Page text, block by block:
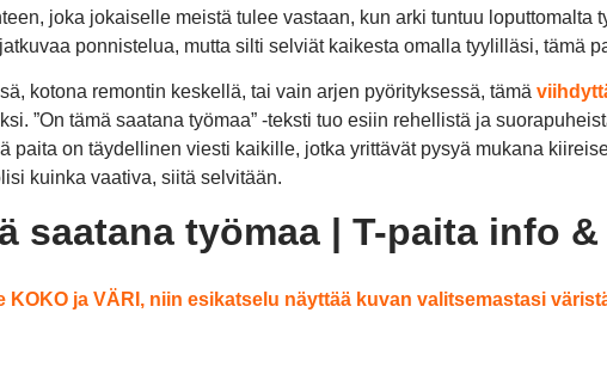
joka jokaiselle meistä tulee vastaan, kun arki tuntuu
ponnistelua, mutta silti selviät kaikesta omalla tyylilläsi, tämä
kotona remontin keskellä, tai vain arjen pyörityksessä, tämä
”On tämä saatana työmaa” -teksti tuo esiin rehellistä ja
paita on täydellinen viesti kaikille, jotka yrittävät pysyä mukana
kuinka vaativa, siitä selvitään.
saatana työmaa | T-paita info
KOKO ja VÄRI, niin esikatselu näyttää kuvan valitsemastasi